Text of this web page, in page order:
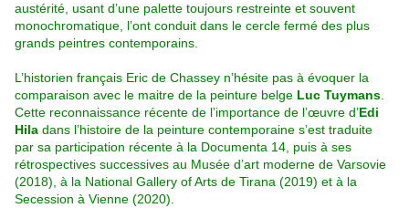
austérité, usant d’une palette toujours restreinte et souvent
monochromatique, l’ont conduit dans le cercle fermé des plus
grands peintres contemporains.
L’historien français Eric de Chassey n’hésite pas à évoquer la
comparaison avec le maitre de la peinture belge Luc Tuymans
Cette reconnaissance récente de l’importance de l’œuvre d’Edi
Hila dans l’histoire de la peinture contemporaine s’est traduite
par sa participation récente à la Documenta 14, puis à ses
rétrospectives successives au Musée d’art moderne de Varsovie
(2018), à la National Gallery of Arts de Tirana (2019) et à la
Secession à Vienne (2020).